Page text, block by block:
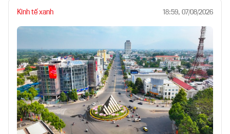
Kinh tế xanh 18:59, 07/08/2026